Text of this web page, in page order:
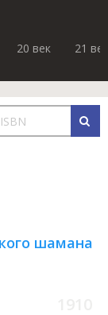
20 век 21 век
шамана